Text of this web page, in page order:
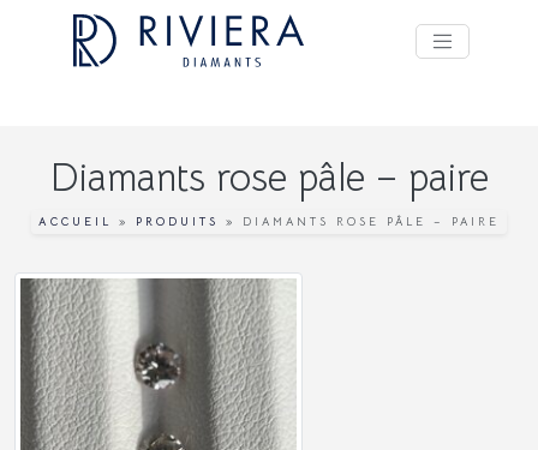
Diamants rose pâle – paire
ACCUEIL » PRODUITS » DIAMANTS ROSE PÂLE – PAIRE